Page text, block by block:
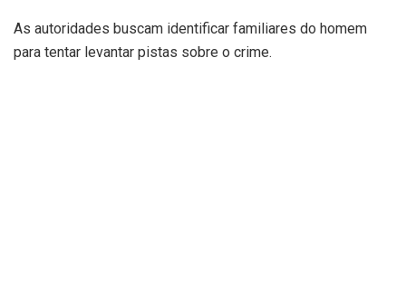
As autoridades buscam identificar familiares do homem
para tentar levantar pistas sobre o crime.